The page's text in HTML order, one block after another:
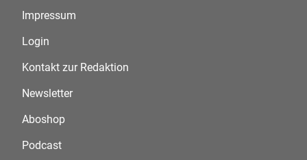
Impressum
Login
Kontakt zur Redaktion
Newsletter
Aboshop
Podcast